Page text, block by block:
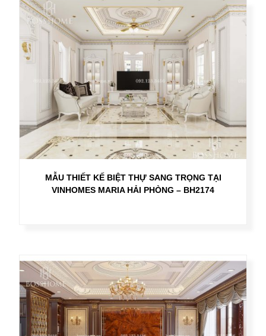
MẪU THIẾT KẾ BIỆT THỰ SANG TRỌNG TẠI
VINHOMES MARIA HẢI PHÒNG – BH2174